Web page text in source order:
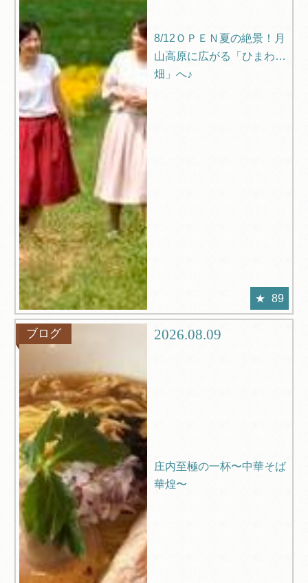
8/12ＯＰＥＮ夏の絶景！月
山高原に広がる「ひまわり
畑」へ♪
89
ブログ 2026.08.09
庄内至極の一杯〜中華そば
華煌〜